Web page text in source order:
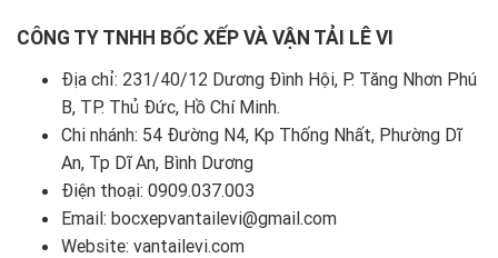
CÔNG TY TNHH BỐC XẾP VÀ VẬN TẢI LÊ VI
Địa chỉ: 231/40/12 Dương Đình Hội, P. Tăng Nhơn Phú
B, TP. Thủ Đức, Hồ Chí Minh.
Chi nhánh: 54 Đường N4, Kp Thống Nhất, Phường Dĩ
An, Tp Dĩ An, Bình Dương
Điện thoại: 0909.037.003
Email: bocxepvantailevi@gmail.com
Website: vantailevi.com